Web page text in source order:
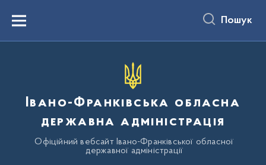
вмістуMenu Пошук
Івано-Франківська обласна
державна адміністрація
Офіційний вебсайт Івано-Франківської обласної
державної адміністрації